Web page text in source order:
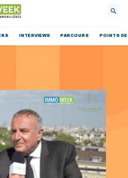
INTERVIEWS PARCOURS POINTS DE